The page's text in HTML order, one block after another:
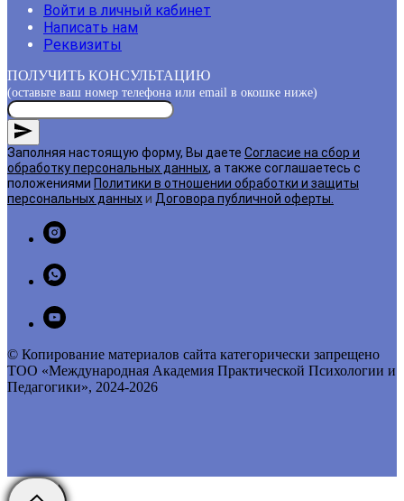
Войти в личный кабинет
Написать нам
Реквизиты
ПОЛУЧИТЬ КОНСУЛЬТАЦИЮ
(оставьте ваш номер телефона или email в окошке ниже)
Заполняя настоящую форму, Вы даете Согласие на сбор и
обработку персональных данных, а также соглашаетесь с
положениями Политики в отношении обработки и защиты
персональных данныхи Договора публичной оферты
© Копирование материалов сайта категорически запрещено
ТОО «Международная Академия Практической Психологии и
Педагогики», 2024-2026